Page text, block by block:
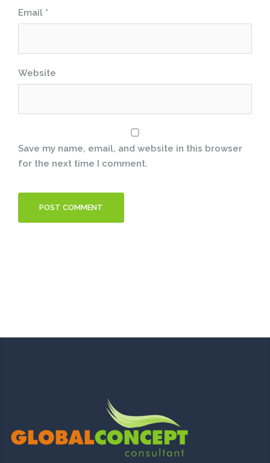
Email *
Website
Save my name, email, and website in this browser
for the next time I comment.